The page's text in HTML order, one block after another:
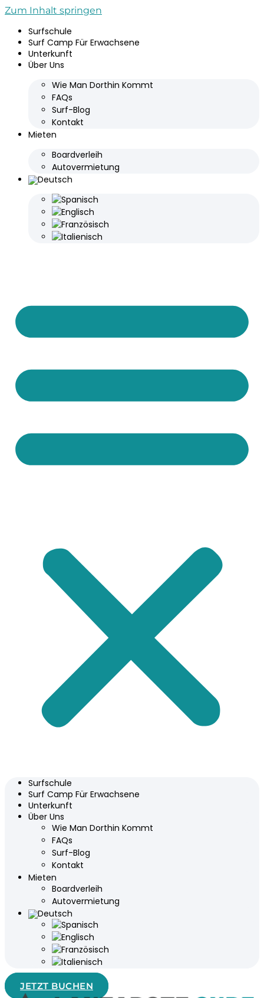
Zum Inhalt springen
Surfschule
Surf Camp Für Erwachsene
Unterkunft
Über Uns
Wie Man Dorthin Kommt
FAQs
Surf-Blog
Kontakt
Mieten
Boardverleih
Autovermietung
Surfschule
Surf Camp Für Erwachsene
Unterkunft
Über Uns
Wie Man Dorthin Kommt
FAQs
Surf-Blog
Kontakt
Mieten
Boardverleih
Autovermietung
JETZT BUCHEN